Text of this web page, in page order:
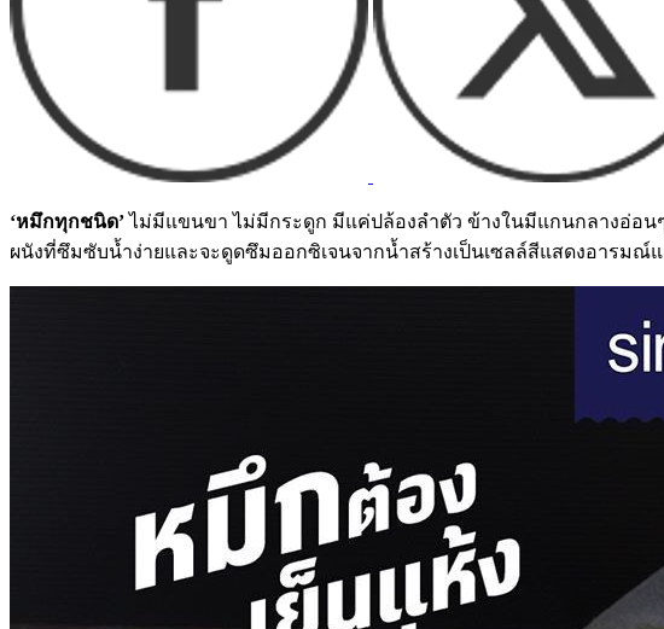
‘หมึกทุกชนิด’ไม่มีแขนขา ไม่มีกระดูก มีแค่ปล้องลำตัว ข้างในมีแกนกลางอ่อน
ผนังที่ซึมซับน้ำง่ายและจะดูดซึมออกซิเจนจากน้ำสร้างเป็นเซลล์สีแสดงอารมณ์